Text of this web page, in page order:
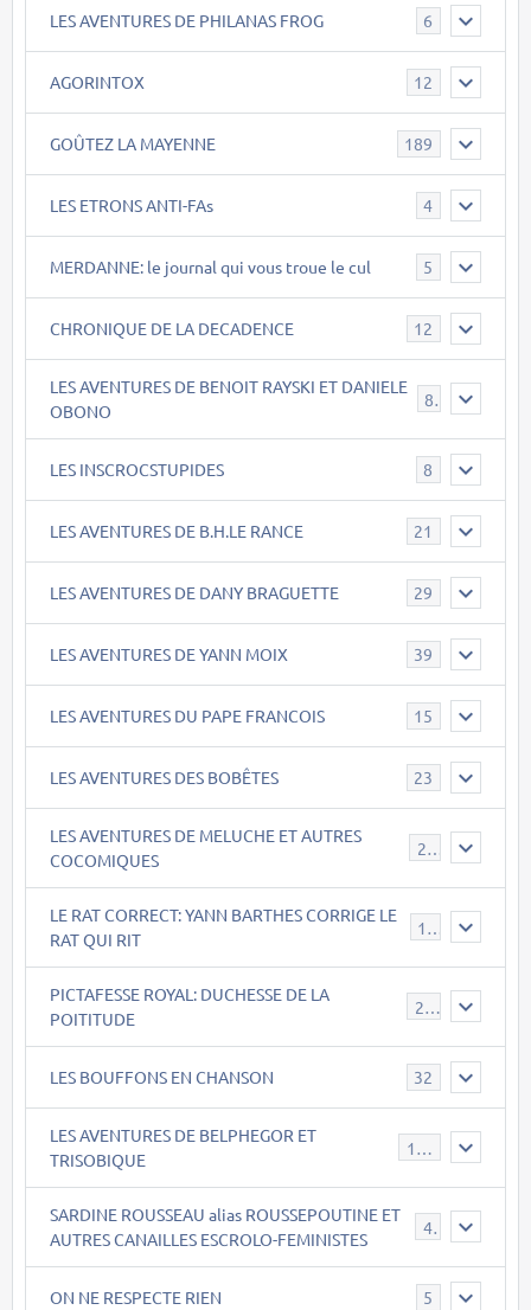
LES AVENTURES DE PHILANAS FROG 6
AGORINTOX 12
GOÛTEZ LA MAYENNE 189
LES ETRONS ANTI-FAs 4
MERDANNE: le journal qui vous troue le cul 5
CHRONIQUE DE LA DECADENCE 12
LES AVENTURES DE BENOIT RAYSKI ET DANIELE
OBONO
8
LES INSCROCSTUPIDES 8
LES AVENTURES DE B.H.LE RANCE 21
LES AVENTURES DE DANY BRAGUETTE 29
LES AVENTURES DE YANN MOIX 39
LES AVENTURES DU PAPE FRANCOIS 15
LES AVENTURES DES BOBÊTES 23
LES AVENTURES DE MELUCHE ET AUTRES
COCOMIQUES
22
LE RAT CORRECT: YANN BARTHES CORRIGE LE
RAT QUI RIT
15
PICTAFESSE ROYAL: DUCHESSE DE LA
POITITUDE
23
LES BOUFFONS EN CHANSON 32
LES AVENTURES DE BELPHEGOR ET
TRISOBIQUE
147
SARDINE ROUSSEAU alias ROUSSEPOUTINE ET
AUTRES CANAILLES ESCROLO-FEMINISTES
40
ON NE RESPECTE RIEN 5